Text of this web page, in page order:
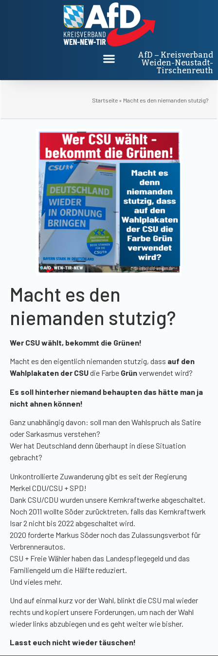
AfD – Kreisverband
Weiden-Neustadt-
Tirschenreuth
Startseite » Macht es den niemanden stutzig?
Macht es den
niemanden stutzig?
Wer CSU wählt, bekommt die Grünen!
Macht es den eigentlich niemanden stutzig, dass auf den
Wahlplakaten der CSUdie Farbe Grünverwendet wird?
Es soll hinterher niemand behaupten das hätte man ja
nicht ahnen können!
Ganz unabhängig davon: soll man den Wahlspruch als Satire
oder Sarkasmus verstehen?
Wer hat Deutschland denn überhaupt in diese Situation
gebracht?
Unkontrollierte Zuwanderung gibt es seit der Regierung
Merkel CDU/CSU + SPD!
Dank CSU/CDU wurden unsere Kernkraftwerke abgeschaltet.
Noch 2011 wollte Söder zurücktreten, falls das Kernkraftwerk
Isar 2 nicht bis 2022 abgeschaltet wird.
2020 forderte Markus Söder noch das Zulassungsverbot für
Verbrennerautos.
CSU + Freie Wähler haben das Landespflegegeld und das
Familiengeld um die Hälfte reduziert.
Und vieles mehr.
Und auf einmal kurz vor der Wahl, blinkt die CSU mal wieder
rechts und kopiert unsere Forderungen, um nach der Wahl
wieder links abzubiegen und es geht weiter wie bisher.
Lasst euch nicht wieder täuschen!